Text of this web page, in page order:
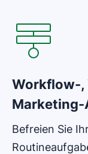
Workflow-,
Befreien Sie